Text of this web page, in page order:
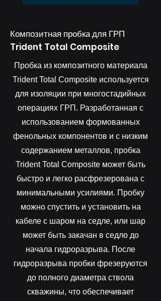
Композитная пробка для ГРП
Trident Total Composite
Пробка из композитного материала
Trident Total Composite используется
для изоляции при многостадийных
операциях ГРП. Разработанная с
использованием формованных
фенольных компонентов и с низким
содержанием металлов, пробка
Trident Total Composite может быть
быстро и легко расфрезерована с
минимальными усилиями. Пробку
можно спустить и установить на
кабеле с шаром на седле, или шар
может быть закачан в седло до
начала гидроразрыва. После
гидроразрыва пробки фрезеруются
до полного диаметра ствола
скважины, что обеспечивает